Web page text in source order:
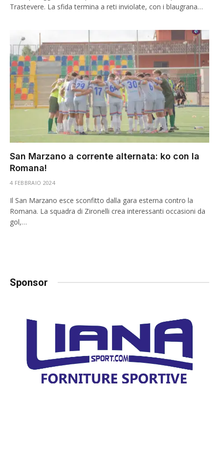
Trastevere. La sfida termina a reti inviolate, con i blaugrana…
San Marzano a corrente alternata: ko con la
Romana!
4 FEBBRAIO 2024
Il San Marzano esce sconfitto dalla gara esterna contro la
Romana. La squadra di Zironelli crea interessanti occasioni da
gol,…
Sponsor